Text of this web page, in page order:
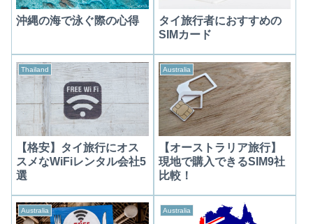
沖縄の海で泳ぐ際の心得
タイ旅行者におすすめの
SIMカード
Thailand
【格安】タイ旅行にオス
スメなWiFiレンタル会社5
選
Australia
【オーストラリア旅行】
現地で購入できるSIM9社
比較！
Australia Australia